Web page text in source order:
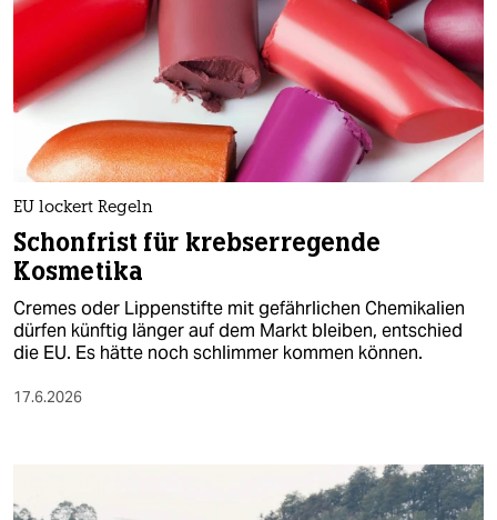
EU lockert Regeln
Schonfrist für krebserregende
Kosmetika
Cremes oder Lippenstifte mit gefährlichen Chemikalien
dürfen künftig länger auf dem Markt bleiben, entschied
die EU. Es hätte noch schlimmer kommen können.
17.6.2026